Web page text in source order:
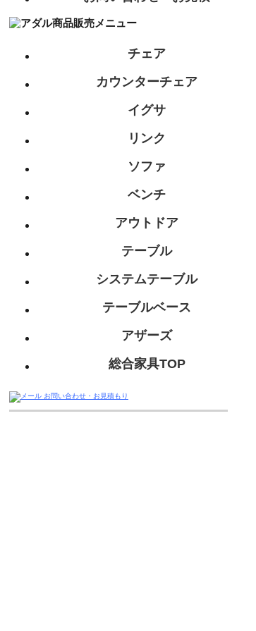
チェア
カウンターチェア
イグサ
リンク
ソファ
ベンチ
アウトドア
テーブル
システムテーブル
テーブルベース
アザーズ
総合家具TOP